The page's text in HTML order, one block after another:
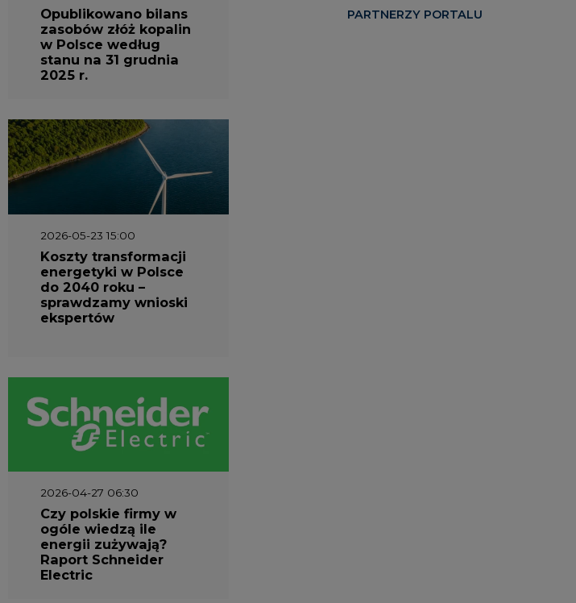
Opublikowano bilans
zasobów złóż kopalin
w Polsce według
stanu na 31 grudnia
2025 r.
2026-05-23 15:00
Koszty transformacji
energetyki w Polsce
do 2040 roku –
sprawdzamy wnioski
ekspertów
2026-04-27 06:30
Czy polskie firmy w
ogóle wiedzą ile
energii zużywają?
Raport Schneider
Electric
PARTNERZY PORTALU